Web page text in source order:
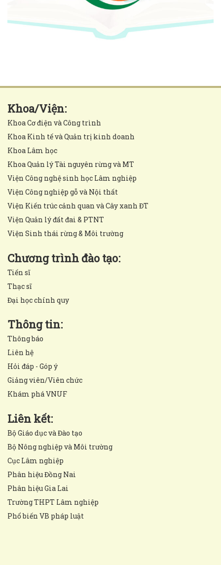
Khoa/Viện:
Khoa Cơ điện và Công trình
Khoa Kinh tế và Quản trị kinh doanh
Khoa Lâm học
Khoa Quản lý Tài nguyên rừng và MT
Viện Công nghệ sinh học Lâm nghiệp
Viện Công nghiệp gỗ và Nội thất
Viện Kiến trúc cảnh quan và Cây xanh ĐT
Viện Quản lý đất đai & PTNT
Viện Sinh thái rừng & Môi trường
Chương trình đào tạo:
Tiến sĩ
Thạc sĩ
Đại học chính quy
Thông tin:
Thông báo
Liên hệ
Hỏi đáp - Góp ý
Giảng viên/Viên chức
Khám phá VNUF
Liên kết:
Bộ Giáo dục và Đào tạo
Bộ Nông nghiệp và Môi trường
Cục Lâm nghiệp
Phân hiệu Đồng Nai
Phân hiệu Gia Lai
Trường THPT Lâm nghiệp
Phổ biến VB pháp luật